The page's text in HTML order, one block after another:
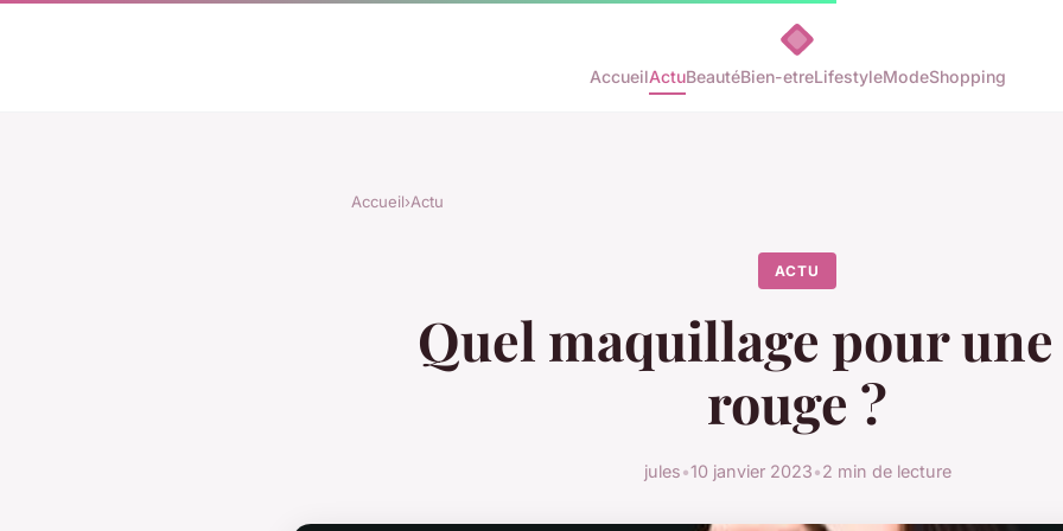
AccueilActuBeautéBien-etreLifestyleModeShopping
Accueil›Actu
ACTU
Quel maquillage pour
rouge ?
jules•10 janvier 2023•2 min de lecture